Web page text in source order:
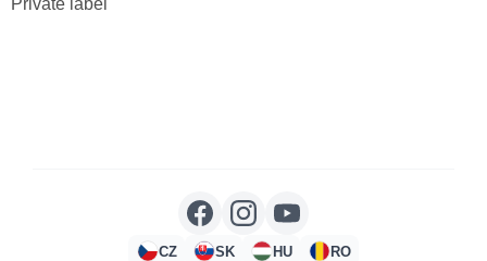
Private label
CZ SK HU RO